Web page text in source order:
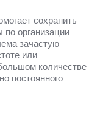
сохранить
организации
зачастую
или
количестве
постоянного